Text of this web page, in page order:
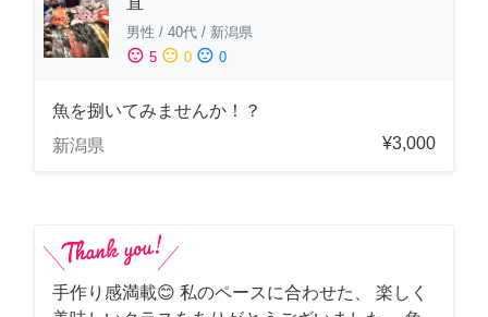
男性 / 40代 / 新潟県
sentiment_satisfied 5 sentiment_neutral 0 sentiment_dissatisfied 0
魚を捌いてみませんか！？
新潟県
¥3,000
手作り感満載😊 私のペースに合わせた、 楽しく